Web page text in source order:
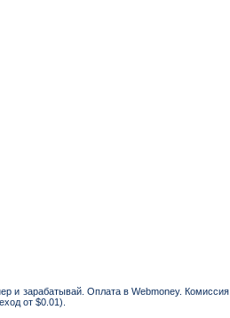
и зарабатывай. Оплата в Webmoney. Комиссия
от $0.01).